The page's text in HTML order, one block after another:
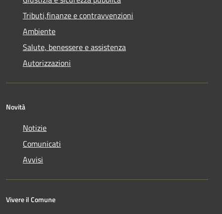
Tributi,finanze e contravvenzioni
Ambiente
Salute, benessere e assistenza
Autorizzazioni
Novità
Notizie
Comunicati
Avvisi
Vivere il Comune